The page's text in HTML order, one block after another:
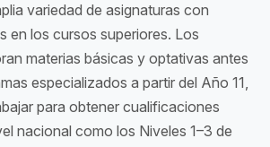
variedad de asignaturas con
en los cursos superiores. Los
materias básicas y optativas antes
especializados a partir del Año 11,
para obtener cualificaciones
nacional como los Niveles 1–3 de